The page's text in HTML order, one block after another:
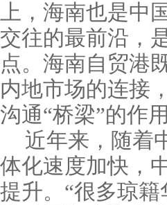
上，海南也是中
交往的最前沿，
点。海南自贸港
内地市场的连接
沟通“桥梁”的作用
近年来，随着
体化速度加快，
提升。“很多琼